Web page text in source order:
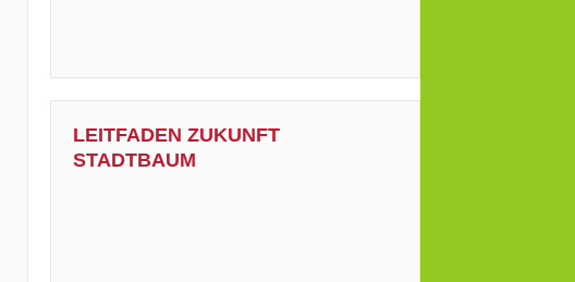
LEITFADEN ZUKUNFT
STADTBAUM